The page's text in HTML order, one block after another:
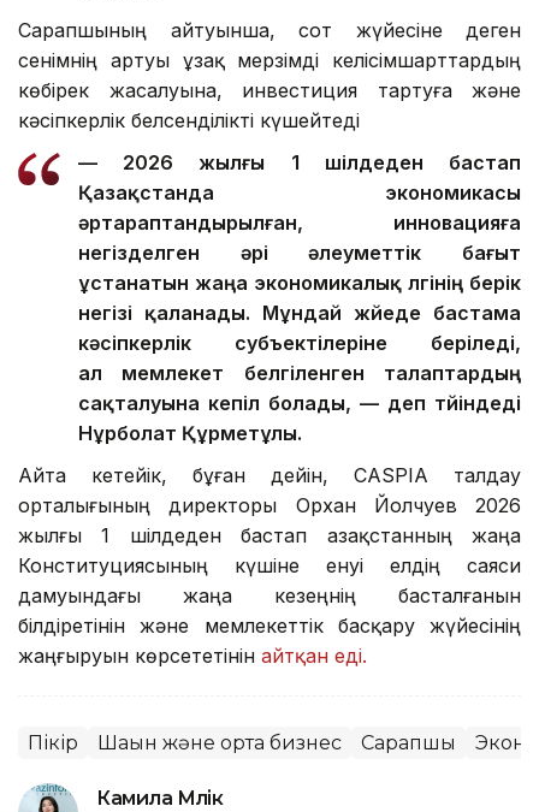
Сарапшының айтуынша, сот жүйесіне деген
сенімнің артуы ұзақ мерзімді келісімшарттардың
көбірек жасалуына, инвестиция тартуға және
кәсіпкерлік белсенділікті күшейтеді
— 2026 жылғы 1 шілдеден бастап
Қазақстанда экономикасы
әртараптандырылған, инновацияға
негізделген әрі әлеуметтік бағыт
ұстанатын жаңа экономикалық үлгінің берік
негізі қаланады. Мұндай жүйеде бастама
кәсіпкерлік субъектілеріне беріледі,
ал мемлекет белгіленген талаптардың
сақталуына кепіл болады, — деп түйіндеді
Нұрболат Құрметұлы.
Айта кетейік, бұған дейін, CASPIA талдау
орталығының директоры Орхан Йолчуев 2026
жылғы 1 шілдеден бастап Қазақстанның жаңа
Конституциясының күшіне енуі елдің саяси
дамуындағы жаңа кезеңнің басталғанын
білдіретінін және мемлекеттік басқару жүйесінің
жаңғыруын көрсететінін айтқан еді.
Пікір Шағын және орта бизнес Сарапшы
Камила Мүлік